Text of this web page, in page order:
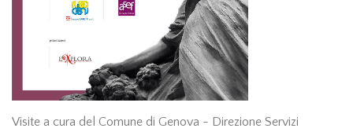
Visite a cura del Comune di Genova - Direzione Servizi